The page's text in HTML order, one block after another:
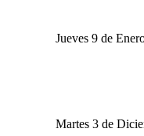
Jueves 9 de
Martes 3 de